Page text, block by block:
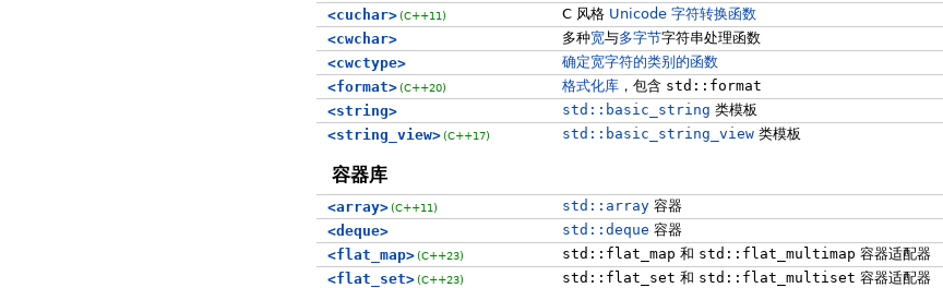
<cuchar> (C++11) C 风格 Unicode 字符转换函数
<cwchar>
多种宽与多字节字符串处理函数
<cwctype>
确定宽字符的类别的函数
<format> (C++20) 格式化库，包含 std::format
<string>
std::basic_string 类模板
<string_view> (C++17) std::basic_string_view类模板
容器库
<array> (C++11) std::array容器
<deque>
std::deque 容器
<flat_map> (C++23) std::flat_map 和 std::flat_multimap 容器适配器
<flat_set> (C++23) std::flat_set 和 std::flat_multiset 容器适配器